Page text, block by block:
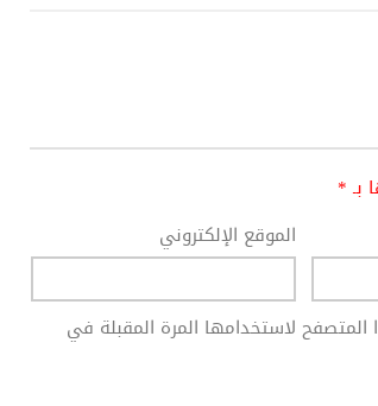
بـ*
الموقع الإلكتروني
لاستخدامها المرة المقبلة في